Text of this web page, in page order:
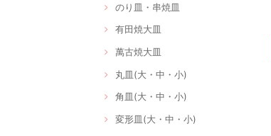
のり皿・串焼皿
有田焼大皿
萬古焼大皿
丸皿(大・中・小)
角皿(大・中・小)
変形皿(大・中・小)